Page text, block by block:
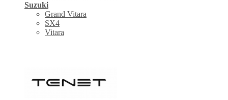
Suzuki
Grand Vitara
SX4
Vitara